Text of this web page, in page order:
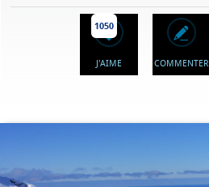
1050
J'AIME COMMENTER